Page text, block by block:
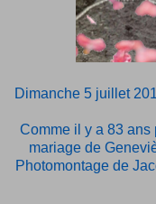
Dimanche 5 juillet
Comme il y a 83
mariage de
Photomontage de